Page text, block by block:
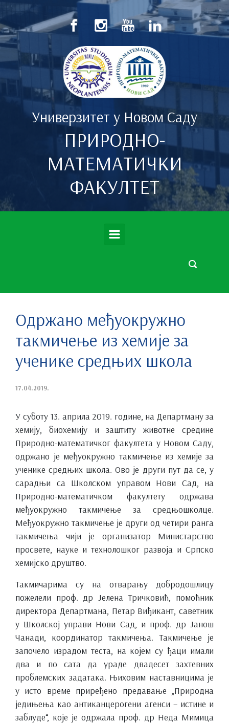
Скип то маин цонтент
Универзитет у Новом Саду
ПРИРОДНО-
МАТЕМАТИЧКИ
ФАКУЛТЕТ
Одржано међуокружно
такмичење из хемије за
ученике средњих школа
17.04.2019.
У суботу 13. априла 2019. године, на Департману за
хемију, биохемију и заштиту животне средине
Природно-математичког факултета у Новом Саду,
одржано је међуокружно такмичење из хемије за
ученике средњих школа. Ово је други пут да се, у
сарадњи са Школском управом Нови Сад, на
Природно-математичком факултету одржава
међуокружно такмичење за средњошколце.
Међуокружно такмичење је други од четири ранга
такмичења чији је организатор Министарство
просвете, науке и технолошког развоја и Српско
хемијско друштво.
Такмичарима су на отварању добродошлицу
пожелели проф. др Јелена Тричковић, помоћник
директора Департмана, Петар Виђикант, саветник
у Школској управи Нови Сад, и проф. др Јанош
Чанади, координатор такмичења. Такмичење је
започело израдом теста, на којем су ђаци имали
два и по сата да ураде двадесет захтевних
проблемских задатака. Њиховим наставницима је
у исто време приређено предавање „Природна
једињења као антиканцерогени агенси – истине и
заблуде“, које је одржала проф. др Неда Мимица